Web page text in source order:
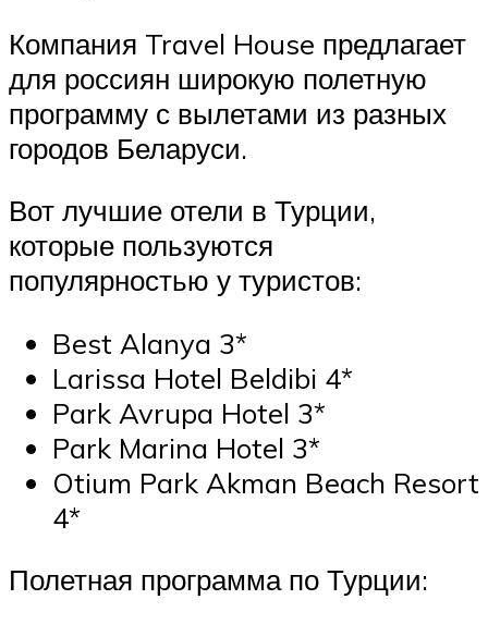
Компания Travel House предлагает
для россиян широкую полетную
программу с вылетами из разных
городов Беларуси.
Вот лучшие отели в Турции,
которые пользуются
популярностью у туристов:
Best Alanya 3*
Larissa Hotel Beldibi 4*
Park Avrupa Hotel 3*
Park Marina Hotel 3*
Otium Park Akman Beach Resort
4*
Полетная программа по Турции: